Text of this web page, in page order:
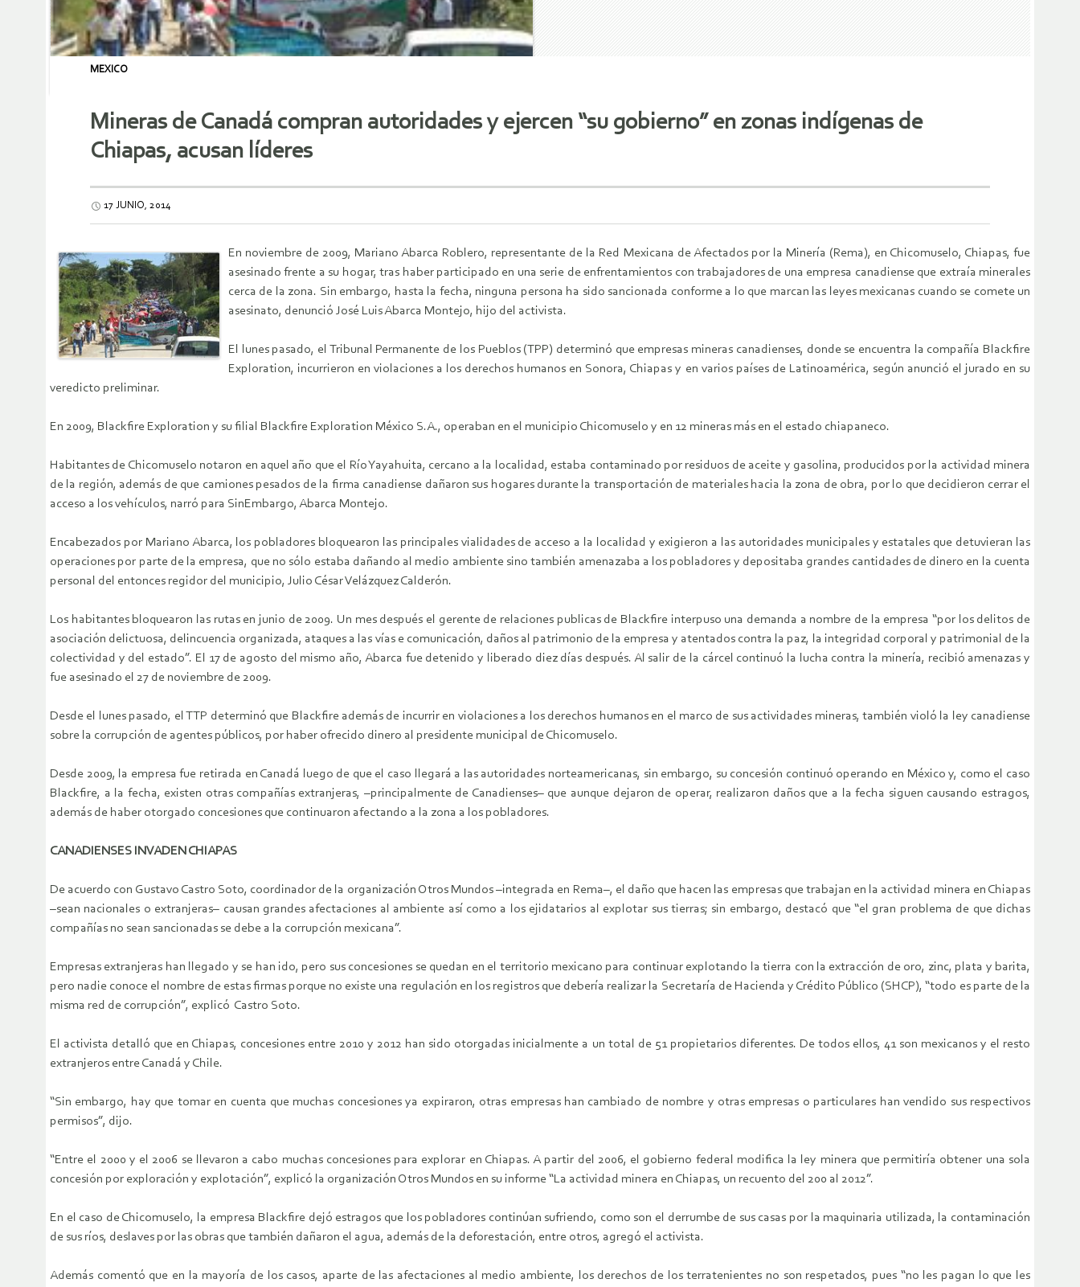
MEXICO
Mineras de Canadá compran autoridades y ejercen “su gobierno” en zonas indígenas de
Chiapas, acusan líderes
17 JUNIO, 2014
En noviembre de 2009, Mariano Abarca Roblero, representante de la Red Mexicana de Afectados por la Minería (Rema), en Chicomuselo, Chiapas, fue
asesinado frente a su hogar, tras haber participado en una serie de enfrentamientos con trabajadores de una empresa canadiense que extraía minerales
cerca de la zona. Sin embargo, hasta la fecha, ninguna persona ha sido sancionada conforme a lo que marcan las leyes mexicanas cuando se comete un
asesinato, denunció José Luis Abarca Montejo, hijo del activista.
El lunes pasado, el Tribunal Permanente de los Pueblos (TPP) determinó que empresas mineras canadienses, donde se encuentra la compañía Blackfire
Exploration, incurrieron en violaciones a los derechos humanos en Sonora, Chiapas y en varios países de Latinoamérica, según anunció el jurado en su
veredicto preliminar.
En 2009, Blackfire Exploration y su filial Blackfire Exploration México S.A., operaban en el municipio Chicomuselo y en 12 mineras más en el estado chiapaneco.
Habitantes de Chicomuselo notaron en aquel año que el Río Yayahuita, cercano a la localidad, estaba contaminado por residuos de aceite y gasolina, producidos por la actividad minera
de la región, además de que camiones pesados de la firma canadiense dañaron sus hogares durante la transportación de materiales hacia la zona de obra, por lo que decidieron cerrar el
acceso a los vehículos, narró para SinEmbargo, Abarca Montejo.
Encabezados por Mariano Abarca, los pobladores bloquearon las principales vialidades de acceso a la localidad y exigieron a las autoridades municipales y estatales que detuvieran las
operaciones por parte de la empresa, que no sólo estaba dañando al medio ambiente sino también amenazaba a los pobladores y depositaba grandes cantidades de dinero en la cuenta
personal del entonces regidor del municipio, Julio César Velázquez Calderón.
Los habitantes bloquearon las rutas en junio de 2009. Un mes después el gerente de relaciones publicas de Blackfire interpuso una demanda a nombre de la empresa “por los delitos de
asociación delictuosa, delincuencia organizada, ataques a las vías e comunicación, daños al patrimonio de la empresa y atentados contra la paz, la integridad corporal y patrimonial de la
colectividad y del estado”. El 17 de agosto del mismo año, Abarca fue detenido y liberado diez días después. Al salir de la cárcel continuó la lucha contra la minería, recibió amenazas y
fue asesinado el 27 de noviembre de 2009.
Desde el lunes pasado, el TTP determinó que Blackfire además de incurrir en violaciones a los derechos humanos en el marco de sus actividades mineras, también violó la ley canadiense
sobre la corrupción de agentes públicos, por haber ofrecido dinero al presidente municipal de Chicomuselo.
Desde 2009, la empresa fue retirada en Canadá luego de que el caso llegará a las autoridades norteamericanas, sin embargo, su concesión continuó operando en México y, como el caso
Blackfire, a la fecha, existen otras compañías extranjeras, –principalmente de Canadienses– que aunque dejaron de operar, realizaron daños que a la fecha siguen causando estragos,
además de haber otorgado concesiones que continuaron afectando a la zona a los pobladores.
CANADIENSES INVADEN CHIAPAS
De acuerdo con Gustavo Castro Soto, coordinador de la organización Otros Mundos –integrada en Rema–, el daño que hacen las empresas que trabajan en la actividad minera en Chiapas
–sean nacionales o extranjeras– causan grandes afectaciones al ambiente así como a los ejidatarios al explotar sus tierras; sin embargo, destacó que “el gran problema de que dichas
compañías no sean sancionadas se debe a la corrupción mexicana”.
Empresas extranjeras han llegado y se han ido, pero sus concesiones se quedan en el territorio mexicano para continuar explotando la tierra con la extracción de oro, zinc, plata y barita,
pero nadie conoce el nombre de estas firmas porque no existe una regulación en los registros que debería realizar la Secretaría de Hacienda y Crédito Público (SHCP), “todo es parte de la
misma red de corrupción”, explicó Castro Soto.
El activista detalló que en Chiapas, concesiones entre 2010 y 2012 han sido otorgadas inicialmente a un total de 51 propietarios diferentes. De todos ellos, 41 son mexicanos y el resto
extranjeros entre Canadá y Chile.
“Sin embargo, hay que tomar en cuenta que muchas concesiones ya expiraron, otras empresas han cambiado de nombre y otras empresas o particulares han vendido sus respectivos
permisos”, dijo.
“Entre el 2000 y el 2006 se llevaron a cabo muchas concesiones para explorar en Chiapas. A partir del 2006, el gobierno federal modifica la ley minera que permitiría obtener una sola
concesión por exploración y explotación”, explicó la organización Otros Mundos en su informe “La actividad minera en Chiapas, un recuento del 200 al 2012”.
En el caso de Chicomuselo, la empresa Blackfire dejó estragos que los pobladores continúan sufriendo, como son el derrumbe de sus casas por la maquinaria utilizada, la contaminación
de sus ríos, deslaves por las obras que también dañaron el agua, además de la deforestación, entre otros, agregó el activista.
Además comentó que en la mayoría de los casos, aparte de las afectaciones al medio ambiente, los derechos de los terratenientes no son respetados, pues “no les pagan lo que les